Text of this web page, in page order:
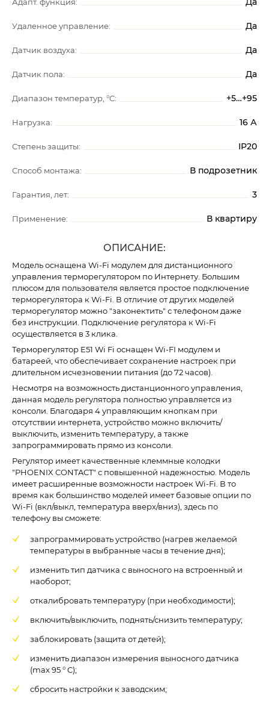
Удаленное управление: Да
Датчик воздуха: Да
Датчик пола: Да
Диапазон температур, °C: +5…+95
Нагрузка: 16 А
Степень защиты: IP20
Способ монтажа: В подрозетник
Гарантия, лет: 3
Применение: В квартиру
ОПИСАНИЕ:
Модель оснащена Wi-Fi модулем для дистанционного
управления терморегулятором по Интернету. Большим
плюсом для пользователя является простое подключение
терморегулятора к Wi-Fi. В отличие от других моделей
терморегулятор можно "законектить" с телефоном даже
без инструкции. Подключение регулятора к Wi-Fi
осуществляется в 3 клика.
Терморегулятор E51 Wi Fi оснащен Wi-FI модулем и
батареей, что обеспечивает сохранение настроек при
длительном исчезновении питания (до 72 часов).
Несмотря на возможность дистанционного управления,
данная модель регулятора полностью управляется из
консоли. Благодаря 4 управляющим кнопкам при
отсутствии интернета, устройство можно включить/
выключить, изменить температуру, а также
запрограммировать прямо из консоли.
Регулятор имеет качественные клеммные колодки
"PHOENIX CONTACT" с повышенной надежностью. Модель
имеет расширенные возможности настроек Wi-Fi. В то
время как большинство моделей имеет базовые опции по
Wi-Fi (вкл/выкл, температура вверх/вниз), здесь по
телефону вы сможете:
запрограммировать устройство (нагрев желаемой
температуры в выбранные часы в течение дня);
изменить тип датчика с выносного на встроенный и
наоборот;
откалибровать температуру (при необходимости);
включить/выключить, поднять/снизить температуру;
заблокировать (защита от детей);
изменить диапазон измерения выносного датчика
(max 95 ° C);
сбросить настройки к заводским;